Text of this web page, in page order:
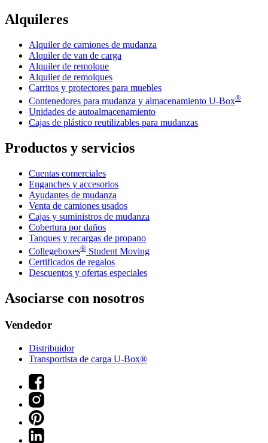
Alquileres
Alquiler de camiones de mudanza
Alquiler de van de carga
Alquiler de remolque
Alquiler de remolques
Carritos y protectores para muebles
Contenedores para mudanza y almacenamiento U-Box®
Unidades de autoalmacenamiento
Cajas de plástico reutilizables para mudanzas
Productos y servicios
Cuentas comerciales
Enganches y accesorios
Ayudantes de mudanza
Venta de camiones usados
Cajas y suministros de mudanza
Cobertura por daños
Tanques y recargas de propano
Collegeboxes® Student Moving
Certificados de regalos
Descuentos y ofertas especiales
Asociarse con nosotros
Vendedor
Distribuidor
Transportista de carga U-Box®